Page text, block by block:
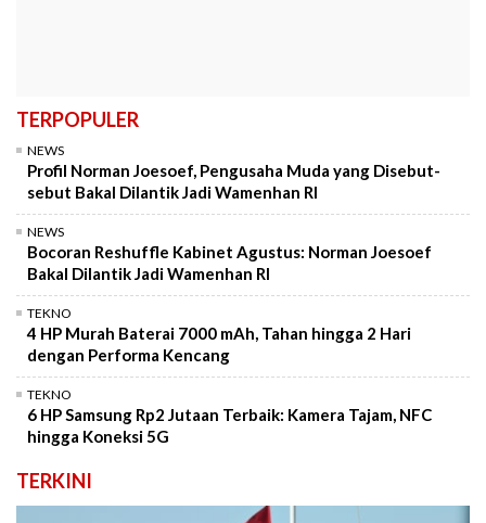
TERPOPULER
NEWS
Profil Norman Joesoef, Pengusaha Muda yang Disebut-
sebut Bakal Dilantik Jadi Wamenhan RI
NEWS
Bocoran Reshuffle Kabinet Agustus: Norman Joesoef
Bakal Dilantik Jadi Wamenhan RI
TEKNO
4 HP Murah Baterai 7000 mAh, Tahan hingga 2 Hari
dengan Performa Kencang
TEKNO
6 HP Samsung Rp2 Jutaan Terbaik: Kamera Tajam, NFC
hingga Koneksi 5G
TERKINI